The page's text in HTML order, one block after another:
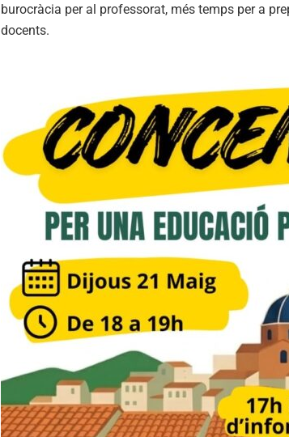
burocràcia per al professorat, més temps per a
docents.